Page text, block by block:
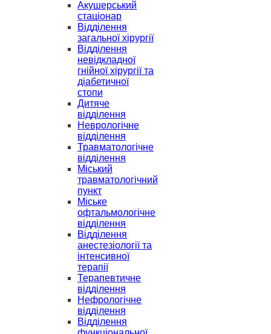
Акушерський
стаціонар
Відділення
загальної хірургії
Відділення
невідкладної
гнійної хірургії та
діабетичної
стопи
Дитяче
відділення
Неврологічне
відділення
Травматологічне
відділення
Міський
травматологічний
пункт
Міське
офтальмологічне
відділення
Відділення
анестезіології та
інтенсивної
терапії
Терапевтичне
відділення
Нефрологічне
відділення
Відділення